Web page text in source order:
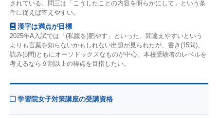
されている。問三は「こうしたことの内容を明らかにして」という条
件に従えば答えやすい。
漢字は満点が目標
2025年A入試では「(私腹を)肥やす」といった、間違えやすいという
よりも言葉を知らないかもしれない出題が見られたが、書き(15問)、
読み(5問)ともにオーソドックスなものが中心。本校受験者のレベルを
考えるなら９割以上の得点を目指したい。
学習院女子対策講座の受講資格